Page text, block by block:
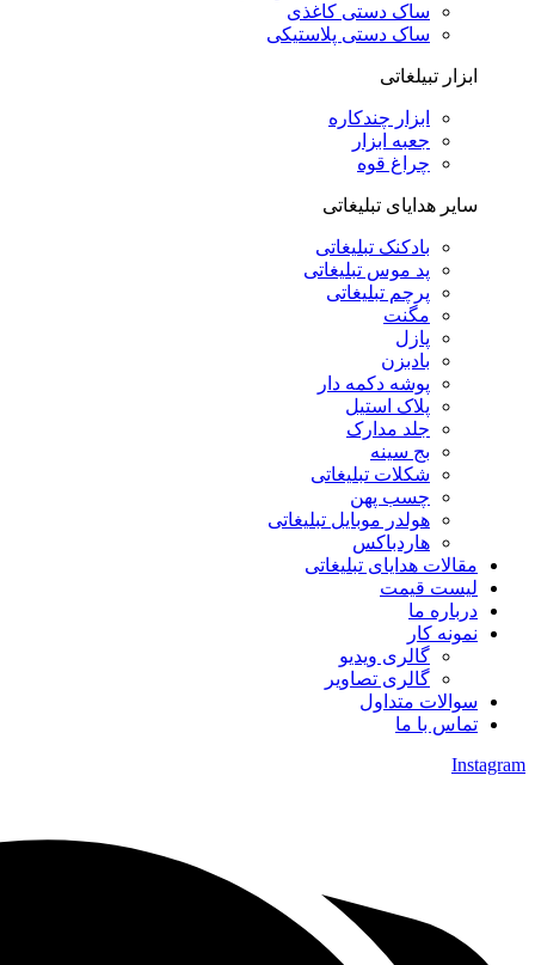
ساک دستی کاغذی
ساک دستی پلاستیکی
ابزار تبیلغاتی
ابزار چندکاره
جعبه ابزار
چراغ قوه
سایر هدایای تبلیغاتی
بادکنک تبلیغاتی
پد موس تبلیغاتی
پرچم تبلیغاتی
مگنت
پازل
بادبزن
پوشه دکمه دار
پلاک استیل
جلد مدارک
بج سینه
شکلات تبلیغاتی
چسب پهن
هولدر موبایل تبلیغاتی
هاردباکس
مقالات هدایای تبلیغاتی
لیست قیمت
درباره ما
نمونه کار
گالری ویدیو
گالری تصاویر
سوالات متداول
تماس با ما
Instagram